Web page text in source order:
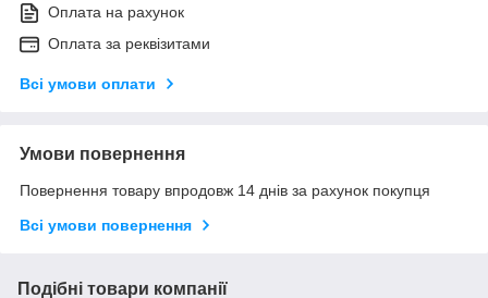
Оплата на рахунок
Оплата за реквізитами
Всі умови оплати
Умови повернення
Повернення товару впродовж 14 днів за рахунок покупця
Всі умови повернення
Подібні товари компанії